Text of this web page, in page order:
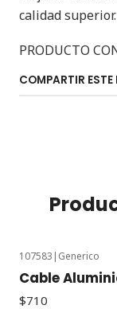
calidad superior.
PRODUCTO
COMPARTIR
107583 | Generico
Cable
$710